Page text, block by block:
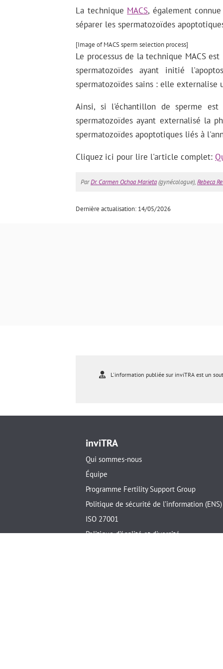
La technique MACS, également
séparer les spermatozoïdes
[Image of MACS sperm selection process]
Le processus de la technique MACS
spermatozoïdes ayant initié
spermatozoïdes sains : elle externalise
Ainsi, si l'échantillon de sperme
spermatozoïdes ayant externalisé la
spermatozoïdes apoptotiques liés à
Cliquez ici pour lire l'article complet:
ParDr. Carmen Ochoa Marieta(gynécologue),Rebeca
Dernière actualisation: 14/05/2026
L'information publiée sur inviTRA est un
inviTRA
Qui sommes-nous
Équipe
Programme Fertility Support Group
Politique de sécurité de l’information (ENS)
ISO 27001
Politique d’égalité et diversité